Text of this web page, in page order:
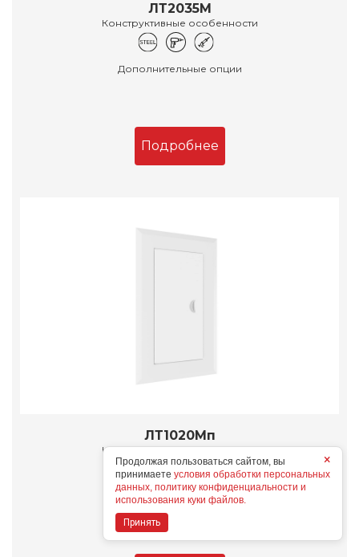
ЛТ2035М
Конструктивные особенности
Дополнительные опции
Подробнее
ЛТ1020Мп
Конструктивные особенности
Дополнительные опции
×
Продолжая пользоваться сайтом, вы
принимаете условия обработки персональных
данных, политику конфиденциальности и
использования куки файлов.
Принять